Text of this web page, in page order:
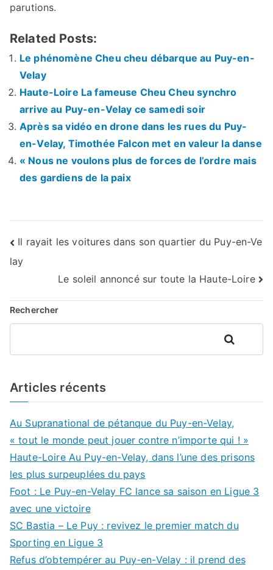
parutions.
Related Posts:
Le phénomène Cheu cheu débarque au Puy-en-
Velay
Haute-Loire La fameuse Cheu Cheu synchro
arrive au Puy-en-Velay ce samedi soir
Après sa vidéo en drone dans les rues du Puy-
en-Velay, Timothée Falcon met en valeur la danse
« Nous ne voulons plus de forces de l’ordre mais
des gardiens de la paix
Navigation
de
l’article
Il rayait les voitures dans son quartier du Puy-en-Ve
lay
Le soleil annoncé sur toute la Haute-Loire
Rechercher
Rechercher
Articles récents
Au Supranational de pétanque du Puy-en-Velay,
« tout le monde peut jouer contre n’importe qui ! »
Haute-Loire Au Puy-en-Velay, dans l’une des prisons
les plus surpeuplées du pays
Foot : Le Puy-en-Velay FC lance sa saison en Ligue 3
avec une victoire
SC Bastia – Le Puy : revivez le premier match du
Sporting en Ligue 3
Refus d’obtempérer au Puy-en-Velay : il prend des